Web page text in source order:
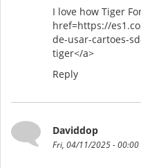
I love how Tiger
href=https://
de-usar-cartoes-
tiger</a>
Reply
Daviddop
Fri, 04/11/2025 - 00:00